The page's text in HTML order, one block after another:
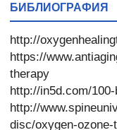
БИБЛИОГРАФИЯ
http://
https://
therapy
http://in5d.com/
http://
disc/oxygen-